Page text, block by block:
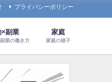
プライバシーポリシー
×副業
業の働き方
家庭
家庭の様子